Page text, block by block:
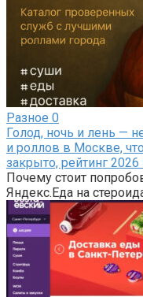
Разное 0
Голод, ночь и лень —
и роллов в Москве,
закрыто, рейтинг 2026
Почему стоит
Яндекс.Еда на